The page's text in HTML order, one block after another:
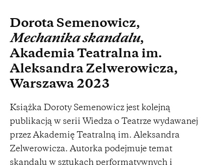
Dorota Semenowicz,
Mechanika skandalu,
Akademia Teatralna im.
Aleksandra Zelwerowicza,
Warszawa 2023
Książka Doroty Semenowicz jest kolejną
publikacją w serii Wiedza o Teatrze wydawanej
przez Akademię Teatralną im. Aleksandra
Zelwerowicza. Autorka podejmuje temat
skandalu w sztukach performatywnych i